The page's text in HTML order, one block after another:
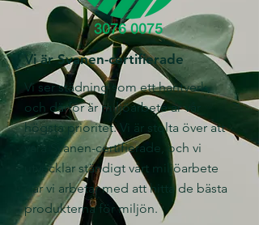
Vi är Svanen-certifierade
Vi ser städning som ett hantverk,
och därför är miljöarbete är vår
högsta prioritet. Vi är stolta över att
vara Svanen-certifierade, och vi
utvecklar ständigt vårt miljöarbete
där vi arbetar med att hitta de bästa
produkterna för miljön.